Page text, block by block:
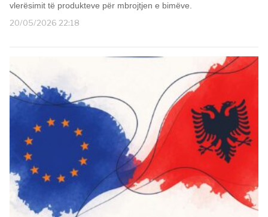
vlerësimit të produkteve për mbrojtjen e bimëve.
20/05/2026 22:18